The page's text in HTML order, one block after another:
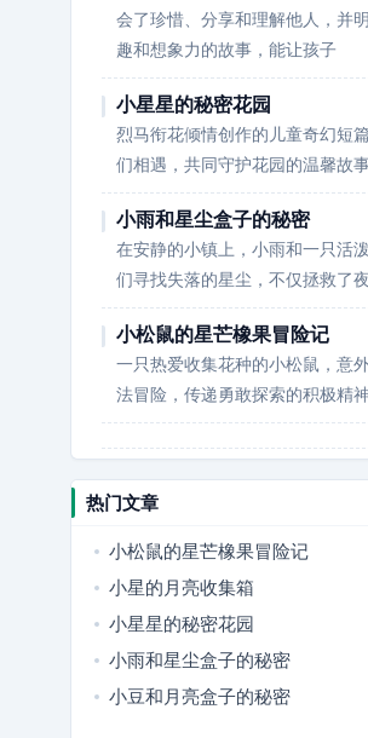
会了珍惜、分享和理解他人，并
趣和想象力的故事，能让孩子
小星星的秘密花园
烈马衔花倾情创作的儿童奇幻短
们相遇，共同守护花园的温馨故
小雨和星尘盒子的秘密
在安静的小镇上，小雨和一只活
们寻找失落的星尘，不仅拯救了
小松鼠的星芒橡果冒险记
一只热爱收集花种的小松鼠，意
法冒险，传递勇敢探索的积极精神
热门文章
小松鼠的星芒橡果冒险记
小星的月亮收集箱
小星星的秘密花园
小雨和星尘盒子的秘密
小豆和月亮盒子的秘密